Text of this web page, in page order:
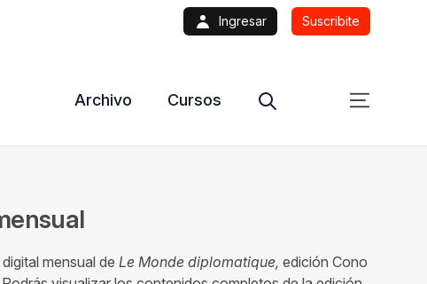
Ingresar Suscribite
Archivo Cursos
mensual de Le Monde diplomatique, edición Cono